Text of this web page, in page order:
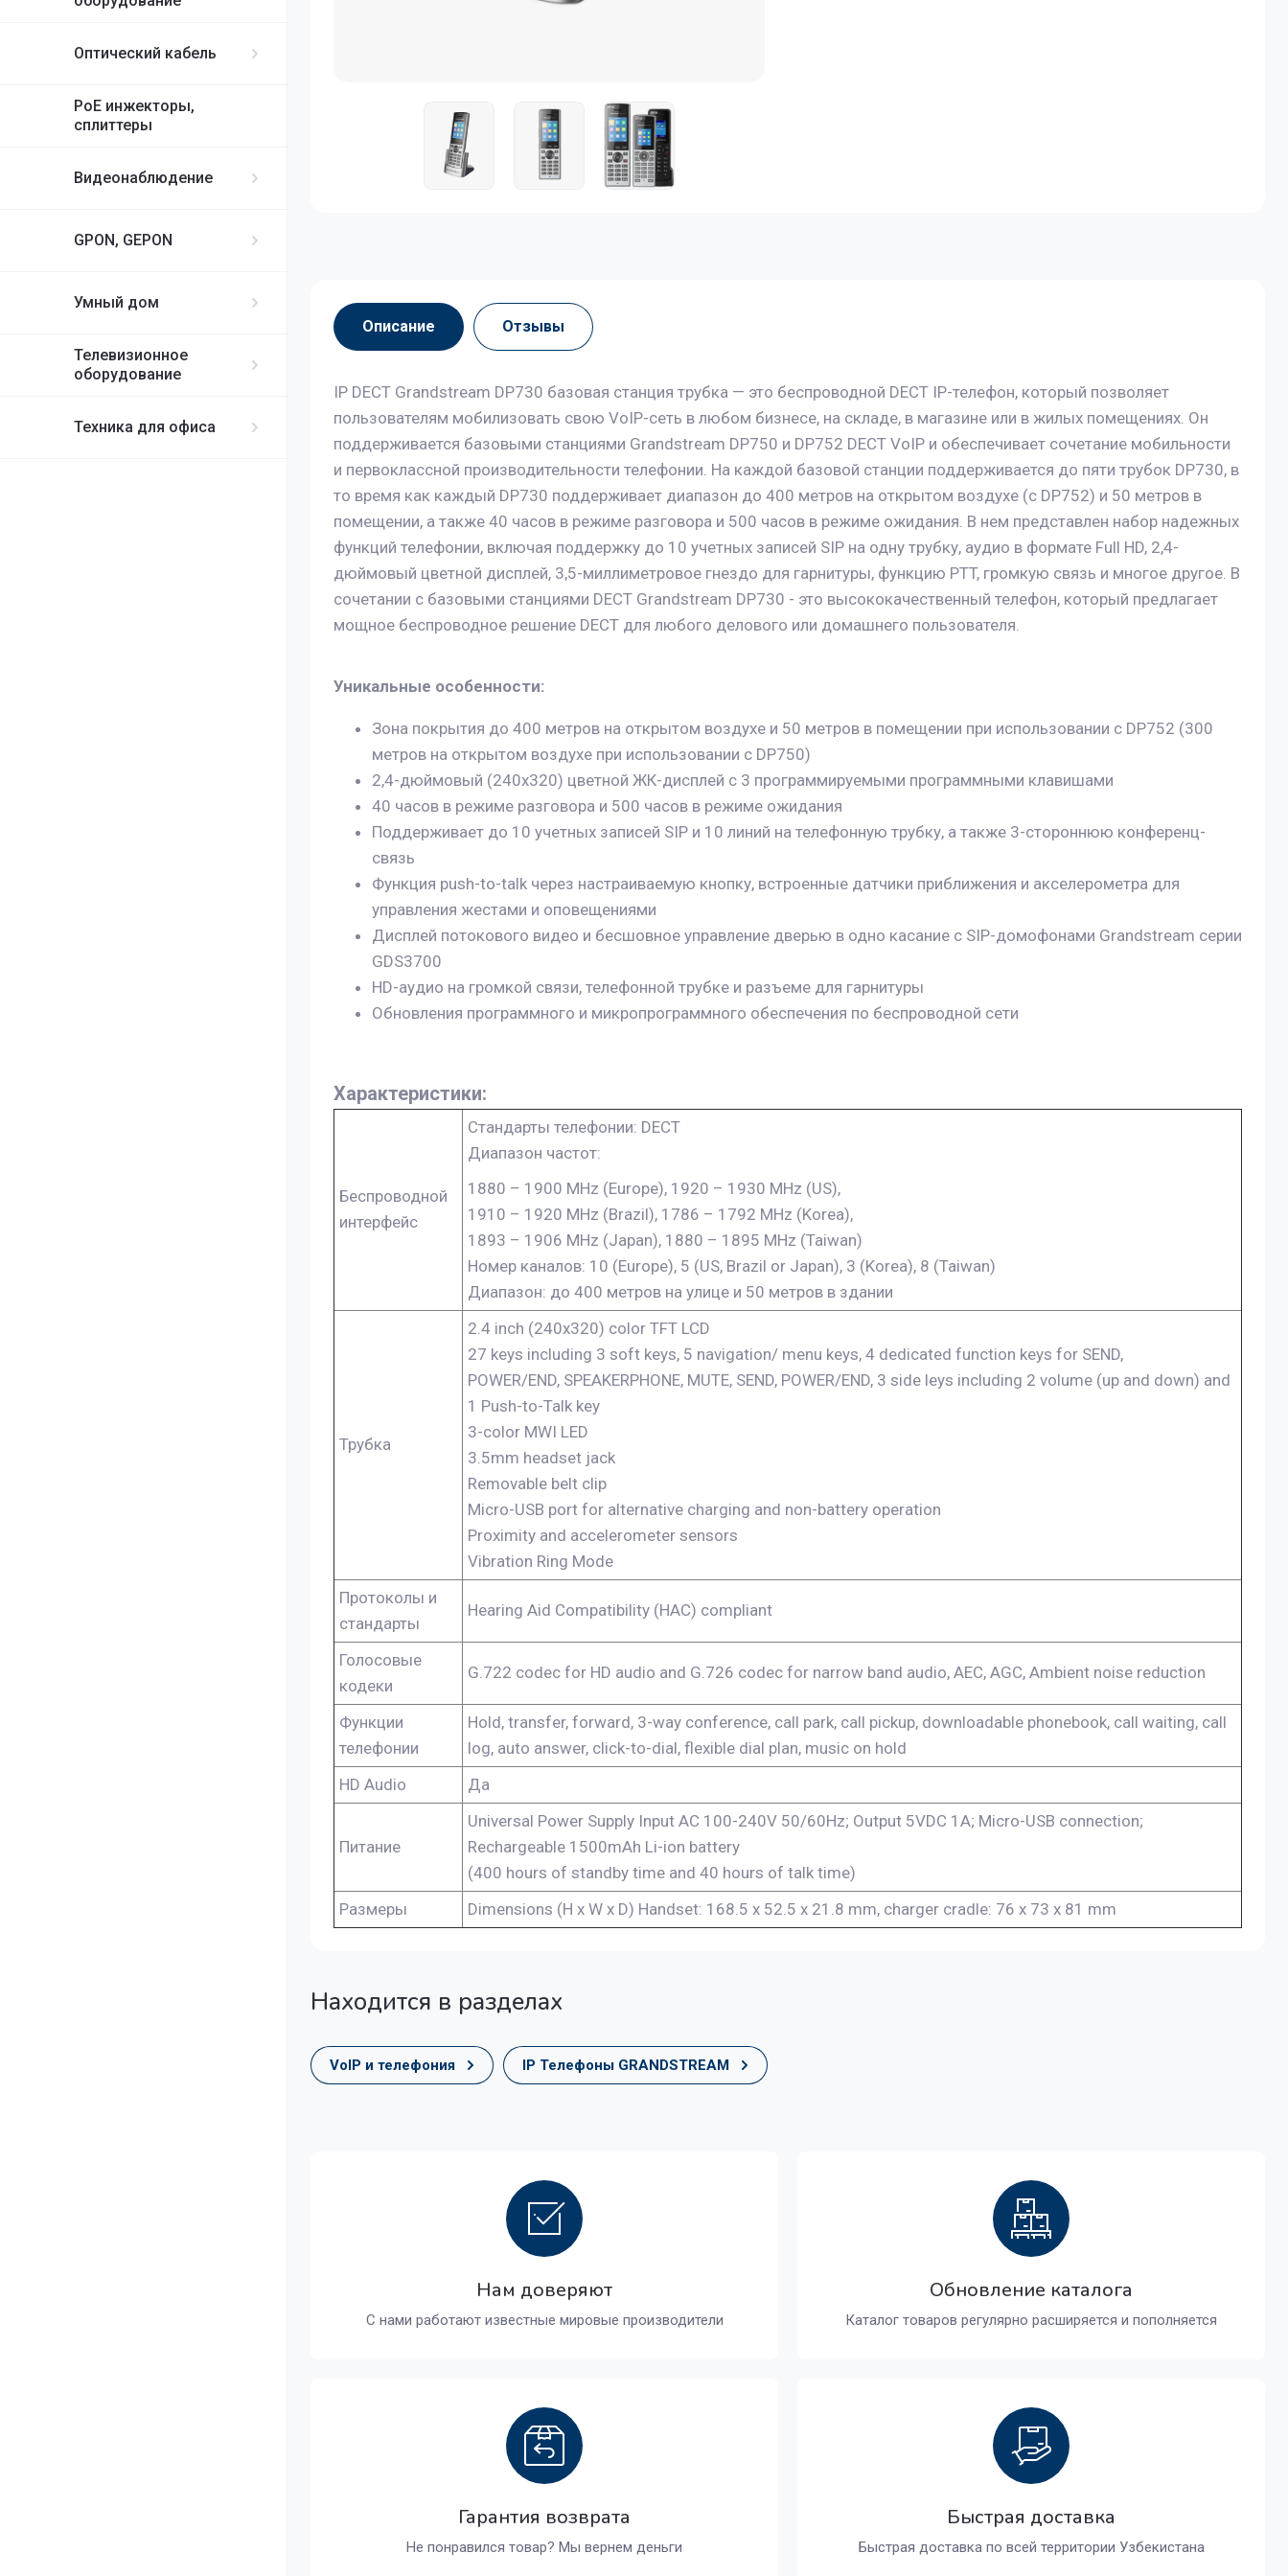
Оптический кабель
PoE инжекторы,
сплиттеры
Видеонаблюдение
GPON, GEPON
Умный дом
Телевизионное
оборудование
Техника для офиса
Описание Отзывы
IP DECT Grandstream DP730 базовая станция трубка — это беспроводной DECT IP-телефон, который позволяет
пользователям мобилизовать свою VoIP-сеть в любом бизнесе, на складе, в магазине или в жилых помещениях. Он
поддерживается базовыми станциями Grandstream DP750 и DP752 DECT VoIP и обеспечивает сочетание мобильности
и первоклассной производительности телефонии. На каждой базовой станции поддерживается до пяти трубок DP730, в
то время как каждый DP730 поддерживает диапазон до 400 метров на открытом воздухе (с DP752) и 50 метров в
помещении, а также 40 часов в режиме разговора и 500 часов в режиме ожидания. В нем представлен набор надежных
функций телефонии, включая поддержку до 10 учетных записей SIP на одну трубку, аудио в формате Full HD, 2,4-
дюймовый цветной дисплей, 3,5-миллиметровое гнездо для гарнитуры, функцию PTT, громкую связь и многое другое. В
сочетании с базовыми станциями DECT Grandstream DP730 - это высококачественный телефон, который предлагает
мощное беспроводное решение DECT для любого делового или домашнего пользователя.
Уникальные особенности:
Зона покрытия до 400 метров на открытом воздухе и 50 метров в помещении при использовании с DP752 (300
метров на открытом воздухе при использовании с DP750)
2,4-дюймовый (240x320) цветной ЖК-дисплей с 3 программируемыми программными клавишами
40 часов в режиме разговора и 500 часов в режиме ожидания
Поддерживает до 10 учетных записей SIP и 10 линий на телефонную трубку, а также 3-стороннюю конференц-
связь
Функция push-to-talk через настраиваемую кнопку, встроенные датчики приближения и акселерометра для
управления жестами и оповещениями
Дисплей потокового видео и бесшовное управление дверью в одно касание с SIP-домофонами Grandstream серии
GDS3700
HD-аудио на громкой связи, телефонной трубке и разъеме для гарнитуры
Обновления программного и микропрограммного обеспечения по беспроводной сети
Характеристики:
Беспроводной
интерфейс
Стандарты телефонии: DECT
Диапазон частот:
1880 – 1900 MHz (Europe), 1920 – 1930 MHz (US),
1910 – 1920 MHz (Brazil), 1786 – 1792 MHz (Korea),
1893 – 1906 MHz (Japan), 1880 – 1895 MHz (Taiwan)
Номер каналов: 10 (Europe), 5 (US, Brazil or Japan), 3 (Korea), 8 (Taiwan)
Диапазон: до 400 метров на улице и 50 метров в здании
Трубка
2.4 inch (240x320) color TFT LCD
27 keys including 3 soft keys, 5 navigation/ menu keys, 4 dedicated function keys for SEND,
POWER/END, SPEAKERPHONE, MUTE, SEND, POWER/END, 3 side leys including 2 volume (up and down) and
1 Push-to-Talk key
3-color MWI LED
3.5mm headset jack
Removable belt clip
Micro-USB port for alternative charging and non-battery operation
Proximity and accelerometer sensors
Vibration Ring Mode
Протоколы и
стандарты
Hearing Aid Compatibility (HAC) compliant
Голосовые
кодеки
G.722 codec for HD audio and G.726 codec for narrow band audio, AEC, AGC, Ambient noise reduction
Функции
телефонии
Hold, transfer, forward, 3-way conference, call park, call pickup, downloadable phonebook, call waiting, call
log, auto answer, click-to-dial, flexible dial plan, music on hold
HD Audio
Да
Питание
Universal Power Supply Input AC 100-240V 50/60Hz; Output 5VDC 1A; Micro-USB connection;
Rechargeable 1500mAh Li-ion battery
(400 hours of standby time and 40 hours of talk time)
Размеры
Dimensions (H x W x D) Handset: 168.5 x 52.5 x 21.8 mm, charger cradle: 76 x 73 x 81 mm
Находится в разделах
VoIP и телефония IP Телефоны GRANDSTREAM
Нам доверяют
С нами работают известные мировые производители
Обновление каталога
Каталог товаров регулярно расширяется и пополняется
Гарантия возврата
Не понравился товар? Мы вернем деньги
Быстрая доставка
Быстрая доставка по всей территории Узбекистана